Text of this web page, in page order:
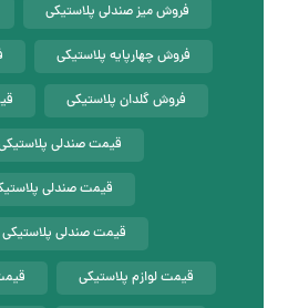
فروش میز صندلی پلاستیکی
فروش چهارپایه پلاستیکی
فروش گلدان پلاستیکی
قیمت صندلی
قیمت صندلی
قیمت صندلی پلاستیکی
قیمت لوازم پلاستیکی